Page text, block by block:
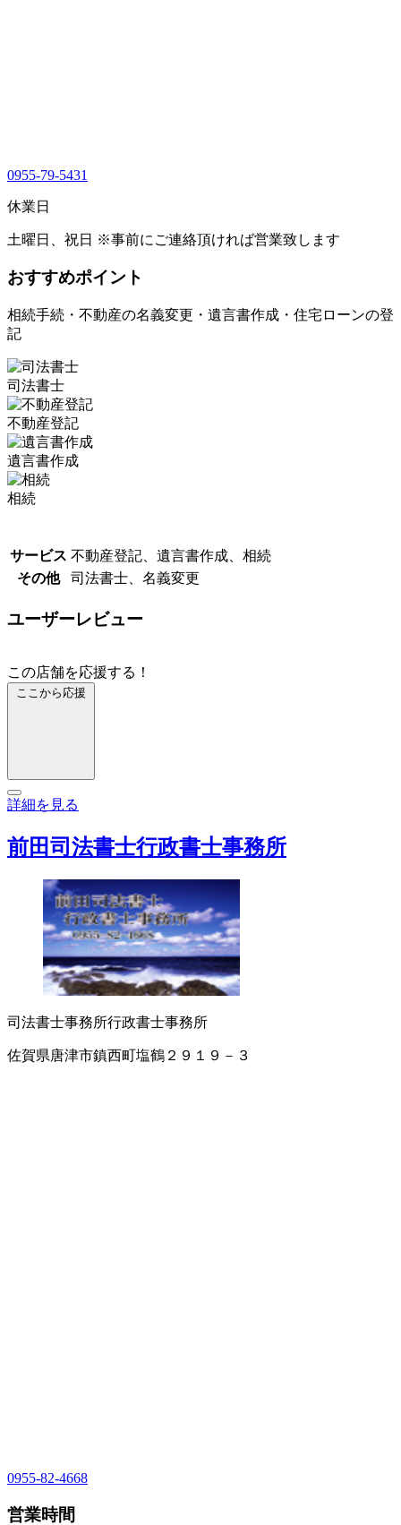
0955-79-5431
休業日
土曜日、祝日 ※事前にご連絡頂ければ営業致します
おすすめポイント
相続手続・不動産の名義変更・遺言書作成・住宅ローンの登
記
司法書士
不動産登記
遺言書作成
相続
サービス 不動産登記、遺言書作成、相続
その他
司法書士、名義変更
ユーザーレビュー
この店舗を応援する！
ここから応援
詳細を見る
前田司法書士行政書士事務所
司法書士事務所行政書士事務所
佐賀県唐津市鎮西町塩鶴２９１９－３
0955-82-4668
営業時間